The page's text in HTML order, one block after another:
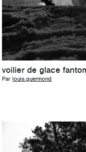
voilier de glace
Par louis.guermond